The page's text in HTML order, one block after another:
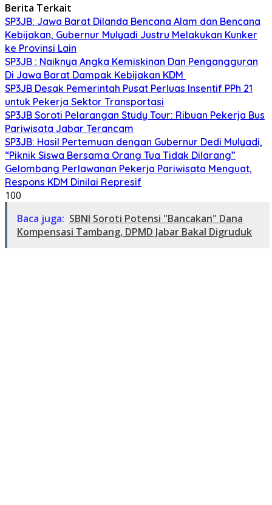
Berita Terkait
SP3JB: Jawa Barat Dilanda Bencana Alam dan Bencana
Kebijakan, Gubernur Mulyadi Justru Melakukan Kunker
ke Provinsi Lain
SP3JB : Naiknya Angka Kemiskinan Dan Pengangguran
Di Jawa Barat Dampak Kebijakan KDM
SP3JB Desak Pemerintah Pusat Perluas Insentif PPh 21
untuk Pekerja Sektor Transportasi
SP3JB Soroti Pelarangan Study Tour: Ribuan Pekerja Bus
Pariwisata Jabar Terancam
SP3JB: Hasil Pertemuan dengan Gubernur Dedi Mulyadi,
“Piknik Siswa Bersama Orang Tua Tidak Dilarang”
Gelombang Perlawanan Pekerja Pariwisata Menguat,
Respons KDM Dinilai Represif
100
Baca juga: SBNI Soroti Potensi "Bancakan" Dana
Kompensasi Tambang, DPMD Jabar Bakal Digruduk